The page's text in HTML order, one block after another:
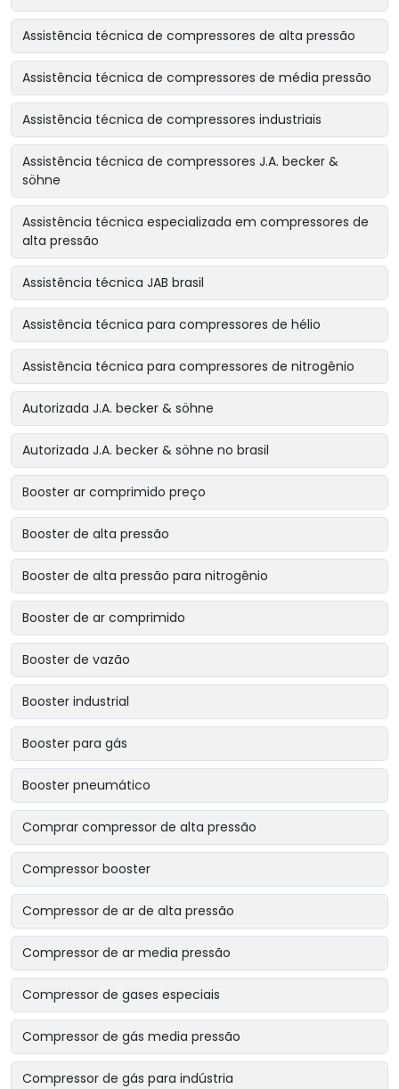
Assistência técnica de compressores de alta pressão
Assistência técnica de compressores de média pressão
Assistência técnica de compressores industriais
Assistência técnica de compressores J.A. becker &
söhne
Assistência técnica especializada em compressores de
alta pressão
Assistência técnica JAB brasil
Assistência técnica para compressores de hélio
Assistência técnica para compressores de nitrogênio
Autorizada J.A. becker & söhne
Autorizada J.A. becker & söhne no brasil
Booster ar comprimido preço
Booster de alta pressão
Booster de alta pressão para nitrogênio
Booster de ar comprimido
Booster de vazão
Booster industrial
Booster para gás
Booster pneumático
Comprar compressor de alta pressão
Compressor booster
Compressor de ar de alta pressão
Compressor de ar media pressão
Compressor de gases especiais
Compressor de gás media pressão
Compressor de gás para indústria